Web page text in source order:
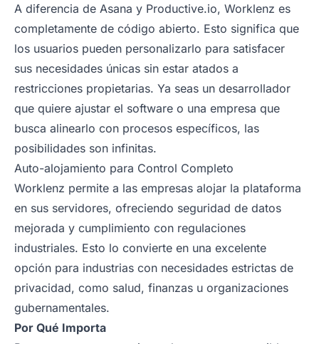
A diferencia de Asana y Productive.io, Worklenz es
completamente de código abierto. Esto significa que
los usuarios pueden personalizarlo para satisfacer
sus necesidades únicas sin estar atados a
restricciones propietarias. Ya seas un desarrollador
que quiere ajustar el software o una empresa que
busca alinearlo con procesos específicos, las
posibilidades son infinitas.
Auto-alojamiento para Control Completo
Worklenz permite a las empresas alojar la plataforma
en sus servidores, ofreciendo seguridad de datos
mejorada y cumplimiento con regulaciones
industriales. Esto lo convierte en una excelente
opción para industrias con necesidades estrictas de
privacidad, como salud, finanzas u organizaciones
gubernamentales.
Por Qué Importa